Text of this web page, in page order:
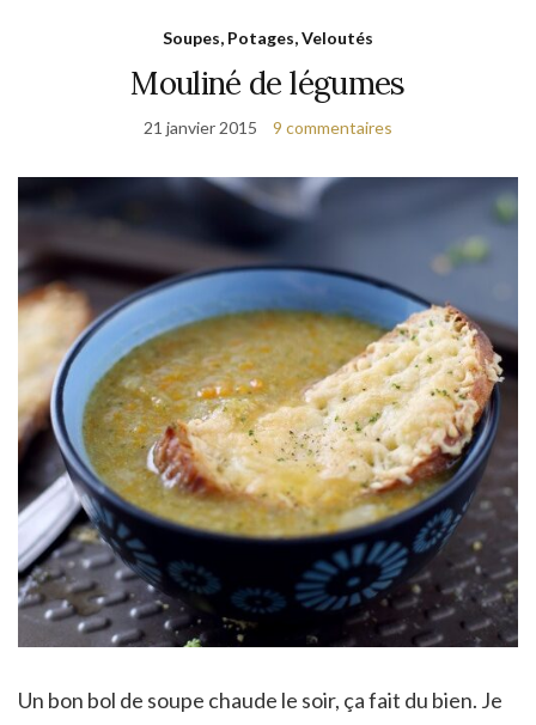
Soupes, Potages, Veloutés
Mouliné de légumes
21 janvier 2015 9 commentaires
Un bon bol de soupe chaude le soir, ça fait du bien. Je